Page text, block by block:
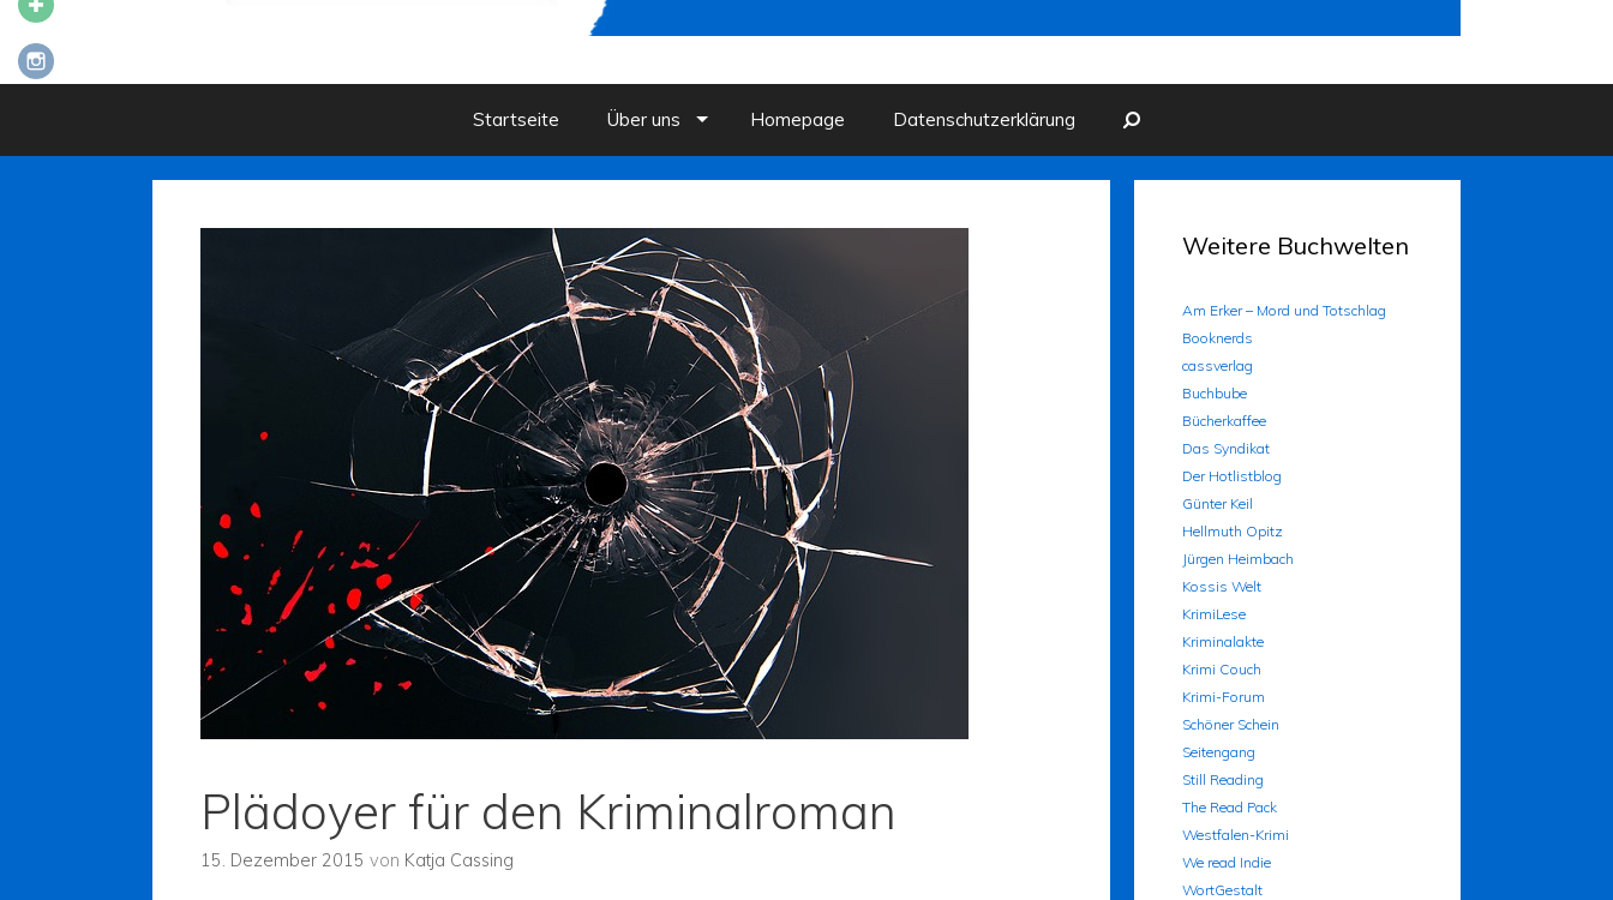
Startseite
Über uns Homepage Datenschutzerklärung
Plädoyer für den Kriminalroman
15. Dezember 2015 von Katja Cassing
Weitere Buchwelten
Am Erker – Mord und Totschlag
Booknerds
cassverlag
Buchbube
Bücherkaffee
Das Syndikat
Der Hotlistblog
Günter Keil
Hellmuth Opitz
Jürgen Heimbach
Kossis Welt
KrimiLese
Kriminalakte
Krimi Couch
Krimi-Forum
Schöner Schein
Seitengang
Still Reading
The Read Pack
Westfalen-Krimi
We read Indie
WortGestalt